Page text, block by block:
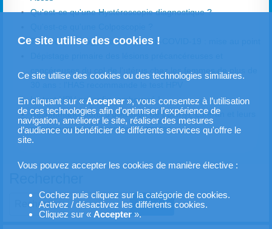
Ce site utilise des cookies !
Ce site utilise des cookies ou des technologies similaires.
En cliquant sur « Accepter», vous consentez à l’utilisation
de ces technologies afin d'optimiser l’expérience de
navigation, améliorer le site, réaliser des mesures
d’audience ou bénéficier de différents services qu'offre le
site.
Vous pouvez accepter les cookies de manière élective :
Cochez puis cliquez sur la catégorie de cookies.
Activez / désactivez les différents cookies.
Cliquez sur « Accepter».
Qu'est-ce qu'une Hystéroscopie diagnostique ?
Troubles des règles et vaccin anti-COVID-19 : mise au point
cancéreuses du col de l’utérus chez les femmes de plus de
Le test HPV est enfin remboursé !
Recommandations d’utilisation de Lutényl, Lutéran et leurs
génériques, et de suivi des patientes
Type 2 or more characters for results.
Valider